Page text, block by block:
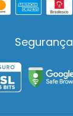
Segurança